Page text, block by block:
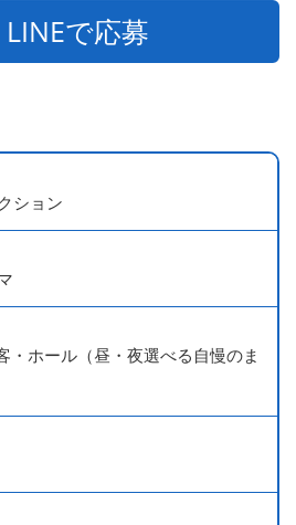
で応募
ション
・ホール（昼・夜選べる自慢のま